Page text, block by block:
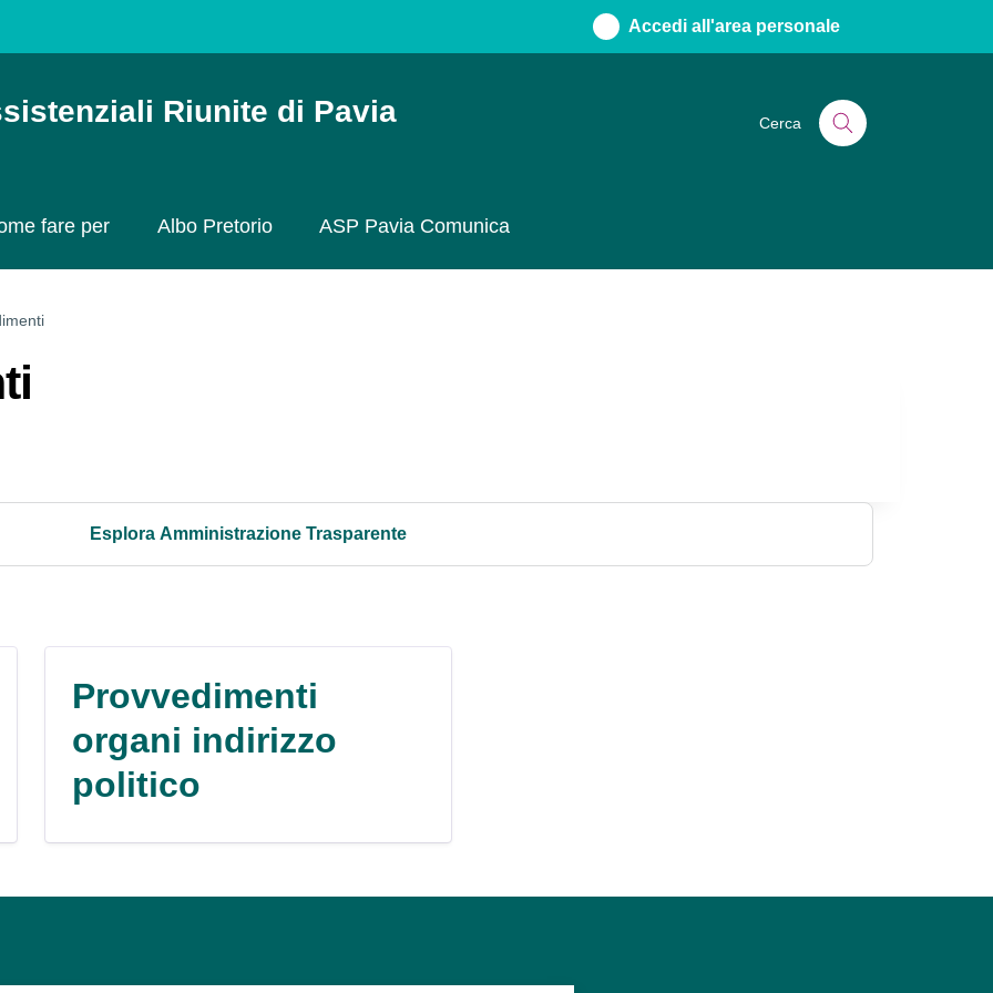
Accedi all'area personale
Riunite di Pavia Cerca
fare per Albo Pretorio ASP Pavia Comunica
Esplora Amministrazione Trasparente
Provvedimenti
organi indirizzo
politico